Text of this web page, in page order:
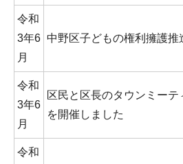
令和
3年6
月
中野区子どもの権利擁護
令和
3年6
月
区民と区長のタウンミー
を開催しました
令和